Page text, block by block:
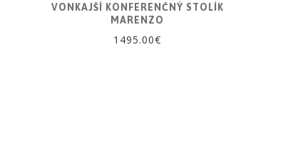
VONKAJŠÍ KONFERENČNÝ STOLÍK
MARENZO
1495.00€